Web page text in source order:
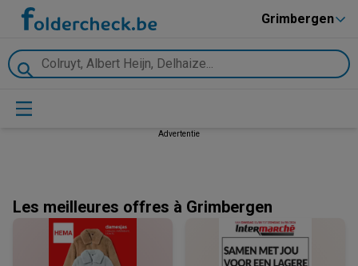
Grimbergen
Advertentie
Les meilleures offres à Grimbergen